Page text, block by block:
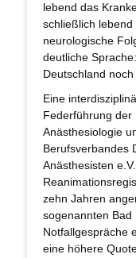
lebend das
schließlich
neurologische
deutliche
Deutschland
Eine
Federführung der
Anästhesiologie
Berufsverbandes
Anästhesisten
zehn Jahren
sogenannten Bad
Notfallgespräche
eine höhere